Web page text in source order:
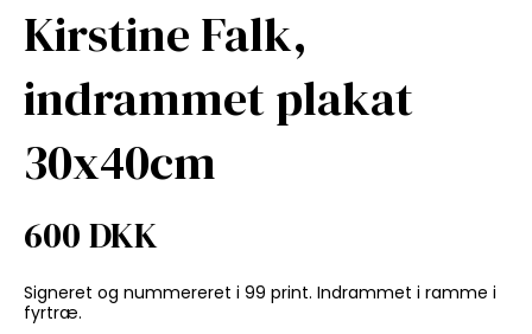
Kirstine Falk,
indrammet plakat
30x40cm
600 DKK
Signeret og nummereret i 99 print. Indrammet i ramme i
fyrtræ.